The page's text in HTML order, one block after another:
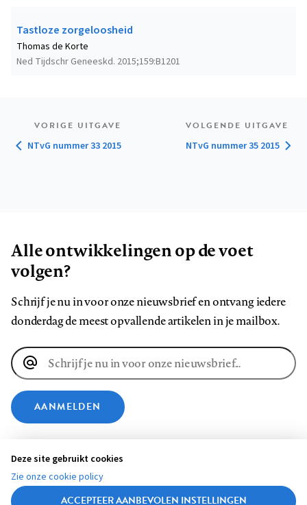
Tastloze zorgeloosheid
Ned Tijdschr Geneeskd. 2015;159:B1201
Thomas de Korte
VORIGE UITGAVE
NTvG nummer 33 2015
VOLGENDE UITGAVE
NTvG nummer 35 2015
Alle ontwikkelingen op de voet
volgen?
Schrijf je nu in voor onze nieuwsbrief en ontvang iedere
donderdag de meest opvallende artikelen in je mailbox.
E-
mailadres
AANMELDEN
VOLG ONS OP
Volg Volg Volg Volg Volg
Deze site gebruikt cookies
Zie onze cookie policy
ACCEPTEER AANBEVOLEN INSTELLINGEN